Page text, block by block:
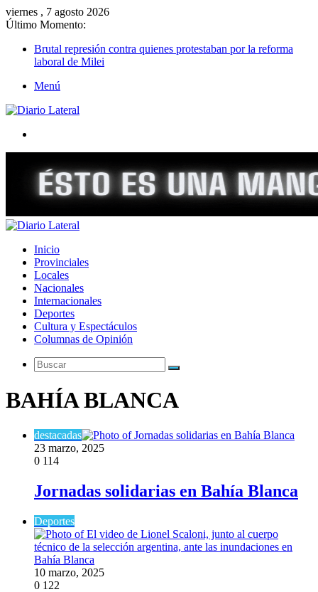
viernes , 7 agosto 2026
Último Momento:
Brutal represión contra quienes protestaban por la reforma
laboral de Milei
Menú
Inicio
Provinciales
Locales
Nacionales
Internacionales
Deportes
Cultura y Espectáculos
Columnas de Opinión
Buscar
BAHÍA BLANCA
destacadas
23 marzo, 2025
0 114
Jornadas solidarias en Bahía Blanca
Deportes
10 marzo, 2025
0 122